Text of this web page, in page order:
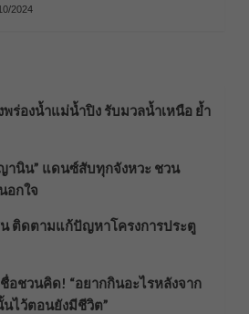
2024
พร่องน้ำแม่น้ำปิง รับมวลน้ำเหนือ ย้ำ
นิน” แดนซ์สับทุกจังหวะ ชวน
อกใจ
ติดตามแก้ปัญหาโครงการประตู
ชื่อชวนคิด! “อยากกินอะไรหลังจาก
นไว้ตอนยังมีชีวิต”